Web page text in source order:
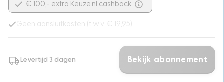
€ 100,- extra Keuze.nl cashback
Geen aansluitkosten (t.w.v. € 19,95)
Bekijk abonnement
Levertijd 3 dagen